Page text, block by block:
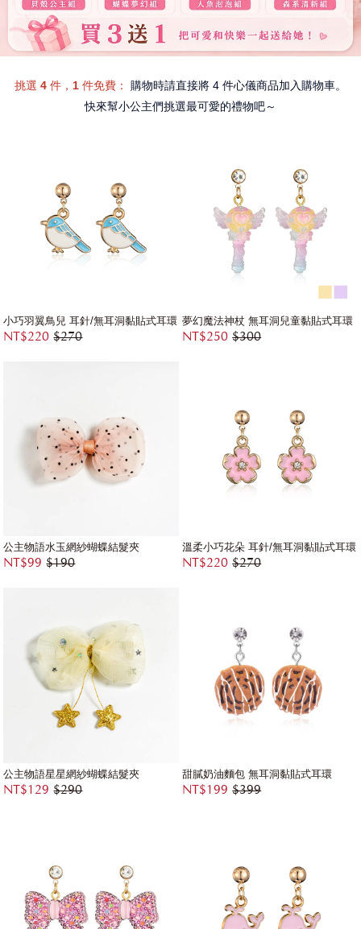
挑選 4 件，1 件免費 ： 購物時請直接將 4 件心儀商品加入購物車。
快來幫小公主們挑選最可愛的禮物吧～
小巧羽翼鳥兒 耳針/無耳洞黏貼式耳環
NT$220 $270
夢幻魔法神杖 無耳洞兒童黏貼式耳環
NT$250 $300
公主物語水玉網紗蝴蝶結髮夾
NT$99 $190
溫柔小巧花朵 耳針/無耳洞黏貼式耳環
NT$220 $270
公主物語星星網紗蝴蝶結髮夾
NT$129 $290
甜膩奶油麵包 無耳洞黏貼式耳環
NT$199 $399